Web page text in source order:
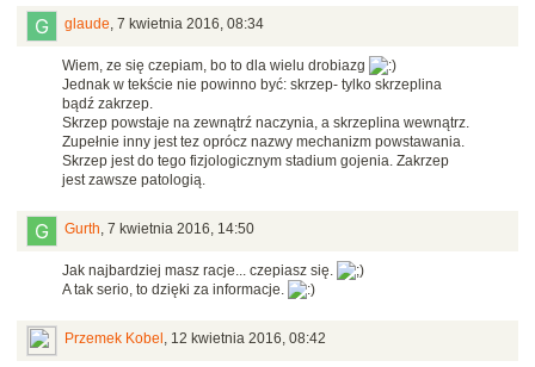
glaude, 7 kwietnia 2016, 08:34
Wiem, ze się czepiam, bo to dla wielu drobiazg
Jednak w tekście nie powinno być: skrzep- tylko skrzeplina
bądź zakrzep.
Skrzep powstaje na zewnątrź naczynia, a skrzeplina wewnątrz.
Zupełnie inny jest tez oprócz nazwy mechanizm powstawania.
Skrzep jest do tego fizjologicznym stadium gojenia. Zakrzep
jest zawsze patologią.
Gurth, 7 kwietnia 2016, 14:50
Jak najbardziej masz racje... czepiasz się.
A tak serio, to dzięki za informacje.
Przemek Kobel , 12 kwietnia 2016, 08:42